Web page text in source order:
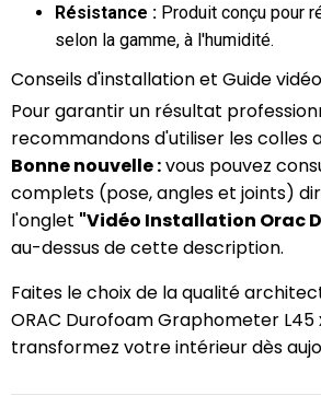
Résistance : Produit conçu pour
selon la gamme, à l'humidité.
Conseils d'installation et Guide vidéo
Pour garantir un résultat
recommandons d'utiliser les colles
Bonne nouvelle :vous pouvez
complets (pose, angles et joints)
l'onglet "Vidéo Installation Orac
au-dessus de cette description.
Faites le choix de la qualité
ORAC Durofoam Graphometer L45
transformez votre intérieur dès